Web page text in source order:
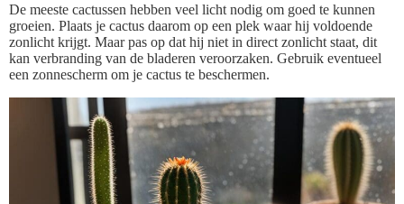
De meeste cactussen hebben veel licht nodig om goed te kunnen
groeien. Plaats je cactus daarom op een plek waar hij voldoende
zonlicht krijgt. Maar pas op dat hij niet in direct zonlicht staat, dit
kan verbranding van de bladeren veroorzaken. Gebruik eventueel
een zonnescherm om je cactus te beschermen.